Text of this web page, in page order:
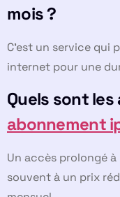
mois ?
C’est un service qui
internet pour une
Quels sont les
abonnement
Un accès prolongé à
souvent à un prix